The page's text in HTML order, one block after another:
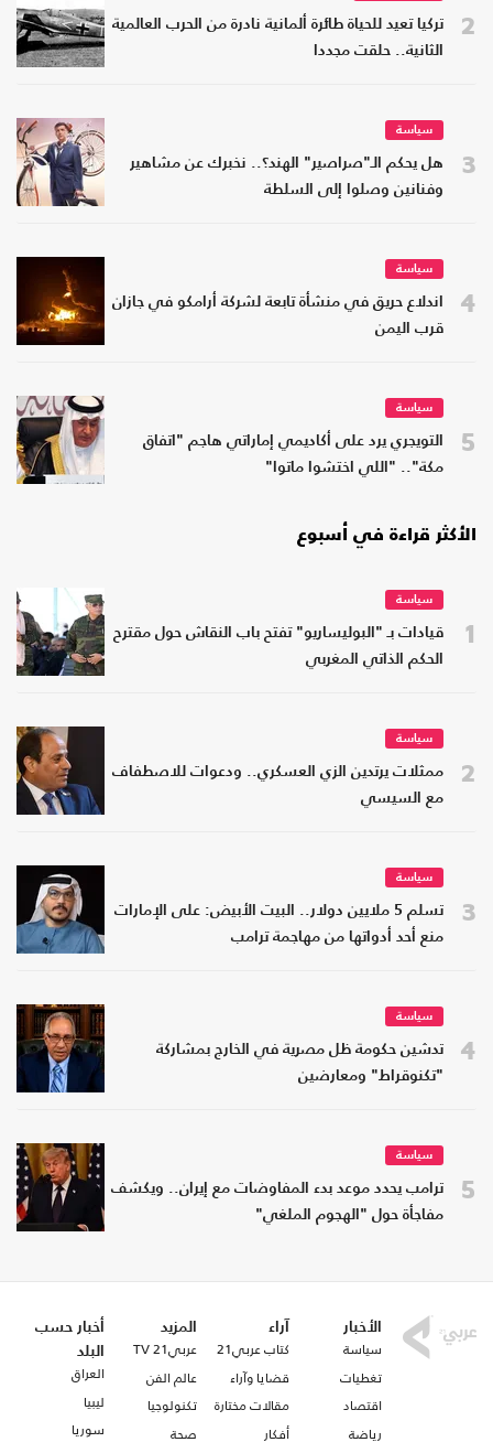
2
تركيا تعيد للحياة طائرة ألمانية نادرة من الحرب العالمية
الثانية.. حلقت مجددا
3
سياسة
هل يحكم الـ"صراصير" الهند؟.. نخبرك عن مشاهير
وفنانين وصلوا إلى السلطة
4
سياسة
اندلاع حريق في منشأة تابعة لشركة أرامكو في جازان
قرب اليمن
5
سياسة
التويجري يرد على أكاديمي إماراتي هاجم "اتفاق
مكة".. "اللي اختشوا ماتوا"
الأكثر قراءة في أسبوع
1
سياسة
قيادات بـ "البوليساريو" تفتح باب النقاش حول مقترح
الحكم الذاتي المغربي
2
سياسة
ممثلات يرتدين الزي العسكري.. ودعوات للاصطفاف
مع السيسي
3
سياسة
تسلم 5 ملايين دولار.. البيت الأبيض: على الإمارات
منع أحد أدواتها من مهاجمة ترامب
4
سياسة
تدشين حكومة ظل مصرية في الخارج بمشاركة
"تكنوقراط" ومعارضين
5
سياسة
ترامب يحدد موعد بدء المفاوضات مع إيران.. ويكشف
مفاجأة حول "الهجوم الملغي"
الأخبار
سياسة
تغطيات
اقتصاد
رياضة
آراء
كتاب عربي21
قضايا وآراء
مقالات مختارة
أفكار
المزيد
عربي21 TV
عالم الفن
تكنولوجيا
صحة
أخبار حسب
البلد
العراق
ليبيا
سوريا